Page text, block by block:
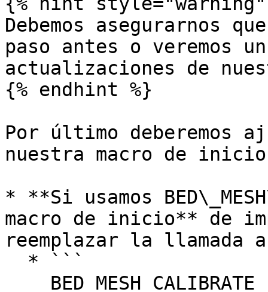
Debemos asegurarnos
paso antes o veremos
actualizaciones de
{% endhint %}
Por último deberemos
nuestra macro de inicio
* **Si usamos
macro de inicio** de
reemplazar la llamada